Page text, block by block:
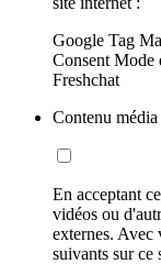
Google Tag
Consent Mode
Freshchat
Contenu média
En acceptant
vidéos ou
externes. Avec
suivants sur ce